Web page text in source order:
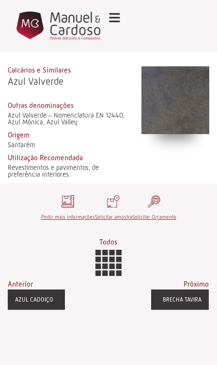
Calcários e Similares
Azul Valverde
Outras denominações
Azul Valverde – Nomenclatura EN 12440,
Azul Mónica, Azul Valley
Origem
Santarém
Utilização Recomendada
Revestimentos e pavimentos, de
preferência interiores.
Pedir mais informaçõesSolicitar amostraSolicitar Orçamento
Anterior
AZUL CADOIÇO
Próximo
BRECHA TAVIRA
Todos